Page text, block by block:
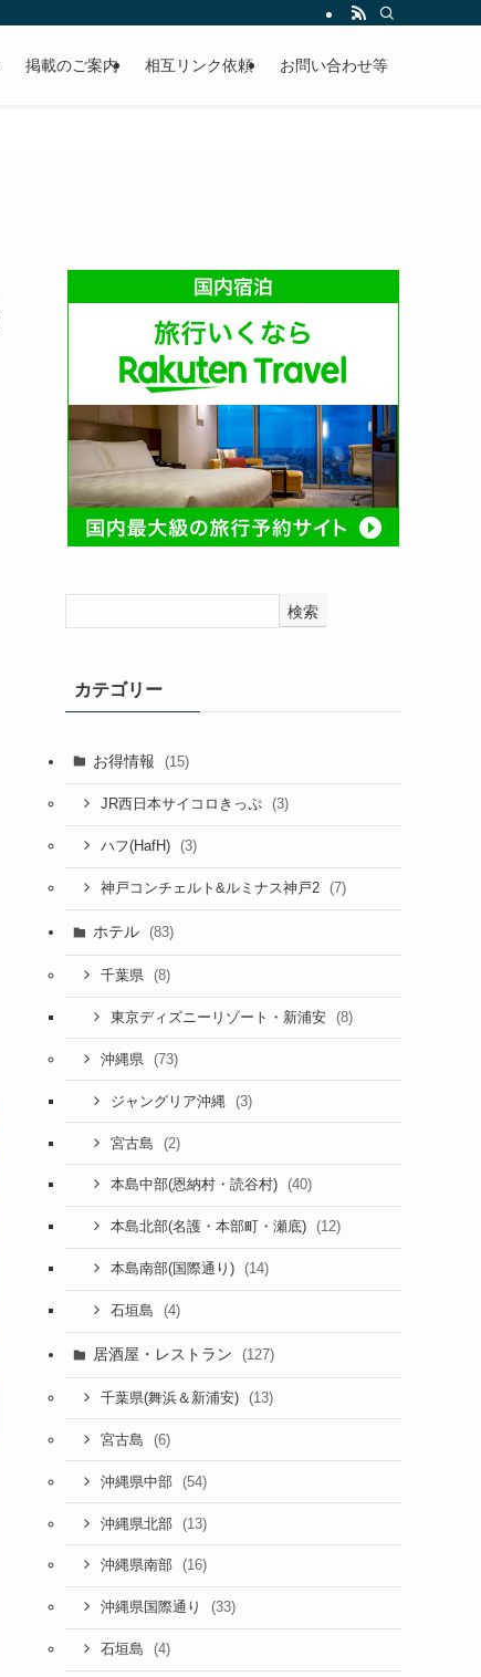
掲載のご案内 相互リンク依頼 お問い合わせ等
検索
カテゴリー
お得情報 (15)
JR西日本サイコロきっぷ (3)
ハフ(HafH) (3)
神戸コンチェルト&ルミナス神戸2 (7)
ホテル (83)
千葉県 (8)
東京ディズニーリゾート・新浦安 (8)
沖縄県 (73)
ジャングリア沖縄 (3)
宮古島 (2)
本島中部(恩納村・読谷村) (40)
本島北部(名護・本部町・瀬底) (12)
本島南部(国際通り) (14)
石垣島 (4)
居酒屋・レストラン (127)
千葉県(舞浜＆新浦安) (13)
宮古島 (6)
沖縄県中部 (54)
沖縄県北部 (13)
沖縄県南部 (16)
沖縄県国際通り (33)
石垣島 (4)